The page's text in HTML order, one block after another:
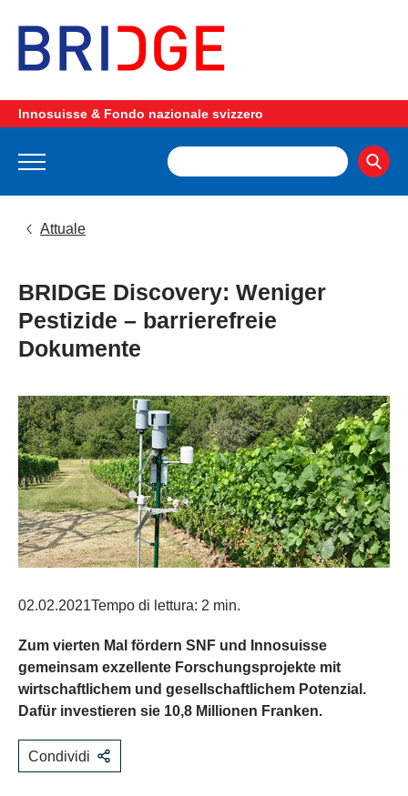
Innosuisse & Fondo nazionale svizzero
Attuale
BRIDGE Discovery: Weniger
Pestizide – barrierefreie
Dokumente
02.02.2021Tempo di lettura: 2 min.
Zum vierten Mal fördern SNF und Innosuisse
gemeinsam exzellente Forschungsprojekte mit
wirtschaftlichem und gesellschaftlichem Potenzial.
Dafür investieren sie 10,8 Millionen Franken.
Condividi